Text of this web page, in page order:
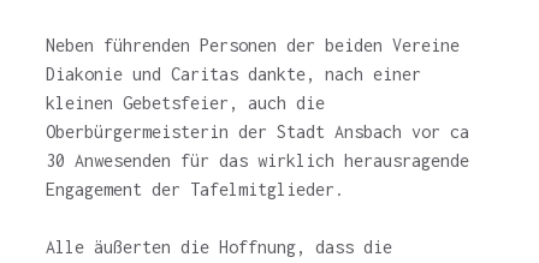
Neben führenden Personen der beiden Vereine
Diakonie und Caritas dankte, nach einer
kleinen Gebetsfeier, auch die
Oberbürgermeisterin der Stadt Ansbach vor ca
30 Anwesenden für das wirklich herausragende
Engagement der Tafelmitglieder.
Alle äußerten die Hoffnung, dass die